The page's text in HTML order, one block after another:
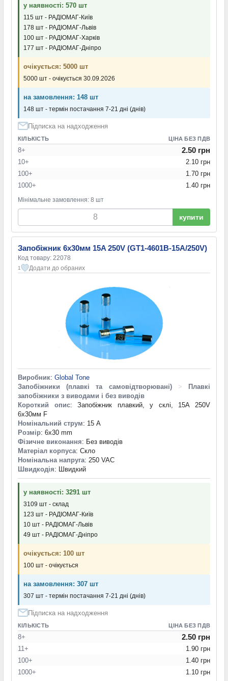
у наявності: 570 шт
115 шт - РАДІОМАГ-Київ
178 шт - РАДІОМАГ-Львів
100 шт - РАДІОМАГ-Харків
177 шт - РАДІОМАГ-Дніпро
очікується: 5000 шт
5000 шт - очікується 30.09.2026
на замовлення: 148 шт
148 шт - термін постачання 7-21 дні (днів)
Підписка на надходження
КІЛЬКІСТЬ ЦІНА БЕЗ ПДВ
8+ 2.50 грн
10+
2.10 грн
100+
1.70 грн
1000+
1.40 грн
Мінімальне замовлення: 8 шт
купити
Запобіжник 6х30мм 15A 250V (GT1-4601B-15A/250V)
Код товару: 22078
1 Додати до обраних
Виробник: Global Tone
Запобіжники (плавкі та самовідтворювані)
>
Плавкі
запобіжники з виводами і без виводів
Короткий опис: Запобіжник плавкий, у склі, 15A 250V
6х30мм F
Номінальний струм: 15 А
Розмір: 6x30 mm
Фізичне виконання: Без виводів
Матеріал корпуса: Скло
Номінальна напруга: 250 VAC
Швидкодія: Швидкий
у наявності: 3291 шт
3109 шт - склад
123 шт - РАДІОМАГ-Київ
10 шт - РАДІОМАГ-Львів
49 шт - РАДІОМАГ-Дніпро
очікується: 100 шт
100 шт - очікується
на замовлення: 307 шт
307 шт - термін постачання 7-21 дні (днів)
Підписка на надходження
КІЛЬКІСТЬ ЦІНА БЕЗ ПДВ
8+ 2.50 грн
11+
1.90 грн
100+
1.40 грн
1000+
1.10 грн